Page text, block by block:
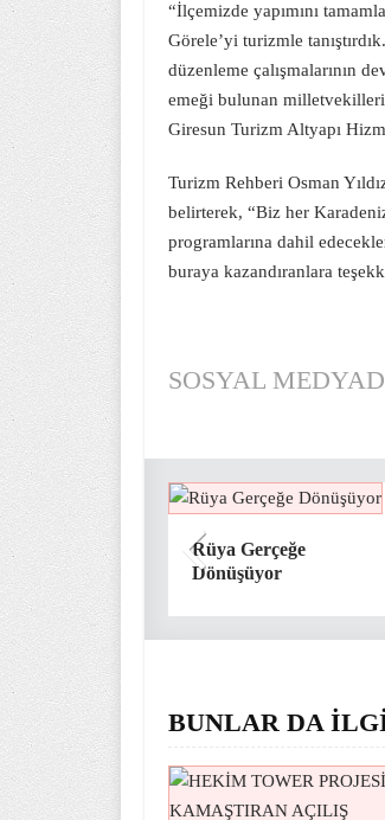
“İlçemizde yapımını
Görele’yi turizmle
düzenleme çalışmalarının
emeği bulunan
Giresun Turizm Altyapı
Turizm Rehberi Osman
belirterek, “Biz her
programlarına dahil
buraya kazandıranlara
SOSYAL
Rüya Gerçeğe
Dönüşüyor
BUNLAR DA